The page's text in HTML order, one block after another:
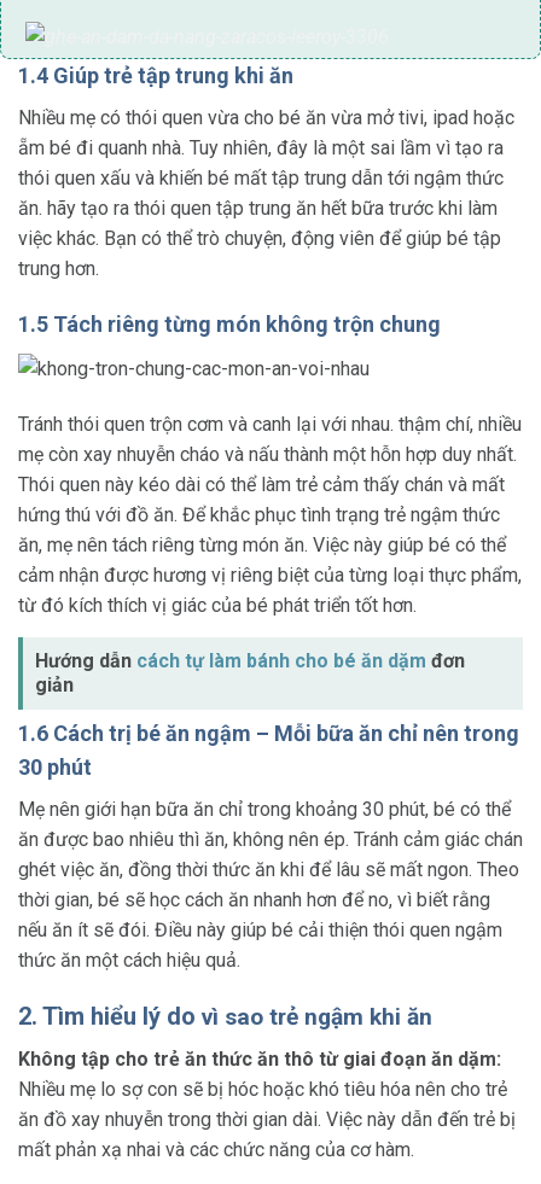
1.4 Giúp trẻ tập trung khi ăn
Nhiều mẹ có thói quen vừa cho bé ăn vừa mở tivi, ipad hoặc
ẵm bé đi quanh nhà. Tuy nhiên, đây là một sai lầm vì tạo ra
thói quen xấu và khiến bé mất tập trung dẫn tới ngậm thức
ăn. hãy tạo ra thói quen tập trung ăn hết bữa trước khi làm
việc khác. Bạn có thể trò chuyện, động viên để giúp bé tập
trung hơn.
1.5 Tách riêng từng món không trộn chung
Tránh thói quen trộn cơm và canh lại với nhau. thậm chí, nhiều
mẹ còn xay nhuyễn cháo và nấu thành một hỗn hợp duy nhất.
Thói quen này kéo dài có thể làm trẻ cảm thấy chán và mất
hứng thú với đồ ăn. Để khắc phục tình trạng trẻ ngậm thức
ăn, mẹ nên tách riêng từng món ăn. Việc này giúp bé có thể
cảm nhận được hương vị riêng biệt của từng loại thực phẩm,
từ đó kích thích vị giác của bé phát triển tốt hơn.
Hướng dẫn cách tự làm bánh cho bé ăn dặm đơn
giản
1.6 Cách trị bé ăn ngậm – Mỗi bữa ăn chỉ nên trong
30 phút
Mẹ nên giới hạn bữa ăn chỉ trong khoảng 30 phút, bé có thể
ăn được bao nhiêu thì ăn, không nên ép. Tránh cảm giác chán
ghét việc ăn, đồng thời thức ăn khi để lâu sẽ mất ngon. Theo
thời gian, bé sẽ học cách ăn nhanh hơn để no, vì biết rằng
nếu ăn ít sẽ đói. Điều này giúp bé cải thiện thói quen ngậm
thức ăn một cách hiệu quả.
2. Tìm hiểu lý do vì sao trẻ ngậm khi ăn
Không tập cho trẻ ăn thức ăn thô từ giai đoạn ăn dặm:
Nhiều mẹ lo sợ con sẽ bị hóc hoặc khó tiêu hóa nên cho trẻ
ăn đồ xay nhuyễn trong thời gian dài. Việc này dẫn đến trẻ bị
mất phản xạ nhai và các chức năng của cơ hàm.